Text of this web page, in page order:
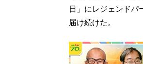
日」にレジェンドパ
届け続けた。